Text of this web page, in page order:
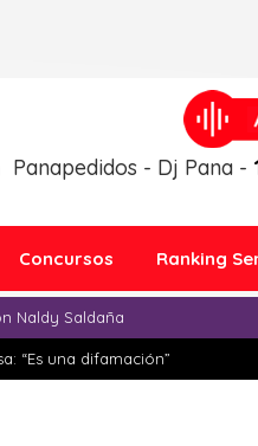
Panapedidos - Dj Pana -
Concursos Ranking
Naldy Saldaña
“Es una difamación”